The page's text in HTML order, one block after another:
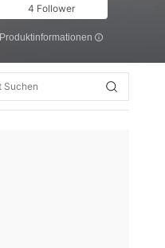
4 Follower
Produktinformationen